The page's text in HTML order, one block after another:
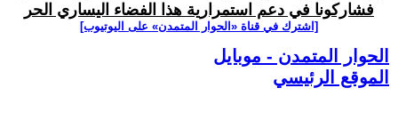
فشاركونا في دعم استمرارية هذا الفضاء اليساري الحر
[اشترك في قناة ‫«الحوار المتمدن» على اليوتيوب]
الحوار المتمدن - موبايل
الموقع الرئيسي